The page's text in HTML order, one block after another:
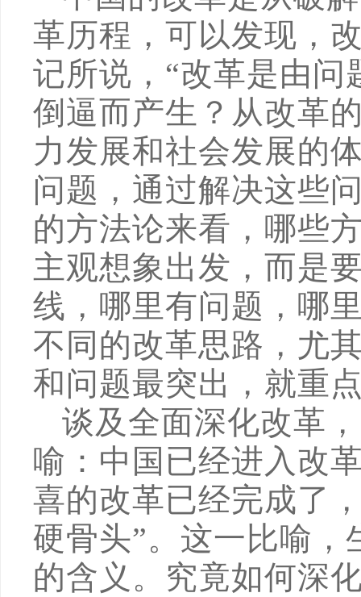
革历程，可以发现，
记所说，“改革是由问
倒逼而产生？从改革
力发展和社会发展的
问题，通过解决这些
的方法论来看，哪些
主观想象出发，而是
线，哪里有问题，哪
不同的改革思路，尤
和问题最突出，就重
谈及全面深化改革
喻：中国已经进入改
喜的改革已经完成了
硬骨头”。这一比喻，
的含义。究竟如何深